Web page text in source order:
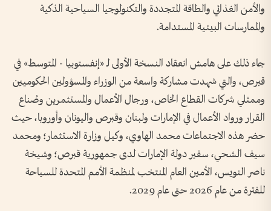
والأمن الغذائي والطاقة المتجددة والتكنولوجيا السياحية الذكية
والممارسات البيئية المستدامة.
جاء ذلك على هامش انعقاد النسخة الأولى لـ «إنفستوبيا - المتوسط» في
قبرص، والتي شهدت مشاركة واسعة من الوزراء والمسؤولين الحكوميين
وممثلي شركات القطاع الخاص، ورجال الأعمال والمستثمرين وصُناع
القرار ورواد الأعمال في الإمارات ولبنان وقبرص واليونان وأوروبا، حيث
حضر هذه الاجتماعات محمد الهاوي، وكيل وزارة الاستثمار؛ ومحمد
سيف الشحي، سفير دولة الإمارات لدى جمهورية قبرص؛ وشيخة
ناصر النويس، الأمين العام المنتخب لمنظمة الأمم المتحدة للسياحة
للفترة من عام 2026 حتى عام 2029.